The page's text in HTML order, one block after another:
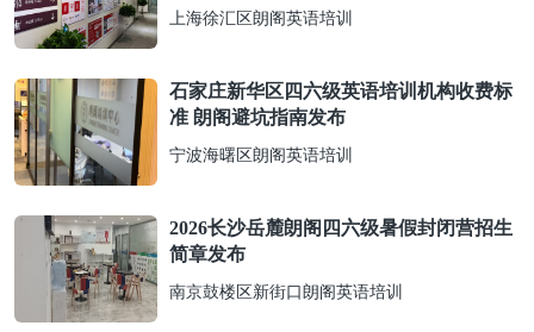
上海徐汇区朗阁英语培训
石家庄新华区四六级英语培训机构收费标
准 朗阁避坑指南发布
宁波海曙区朗阁英语培训
2026长沙岳麓朗阁四六级暑假封闭营招生
简章发布
南京鼓楼区新街口朗阁英语培训